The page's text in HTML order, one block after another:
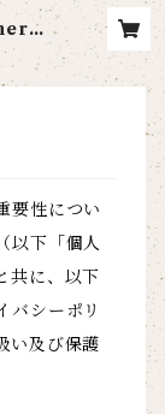
s
要性につい
以下「個人
共に、以下
バシーポリ
い及び保護